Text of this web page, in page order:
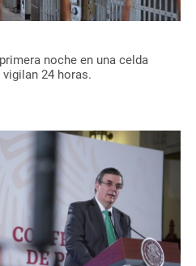
noche en una celda
24 horas.